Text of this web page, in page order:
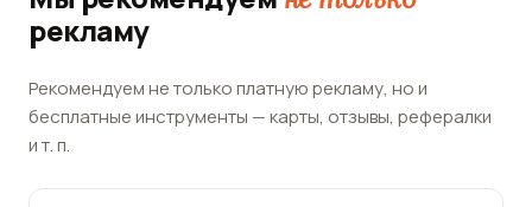
рекламу
Рекомендуем не только платную рекламу, но и
бесплатные инструменты — карты, отзывы, рефералки
и т. п.